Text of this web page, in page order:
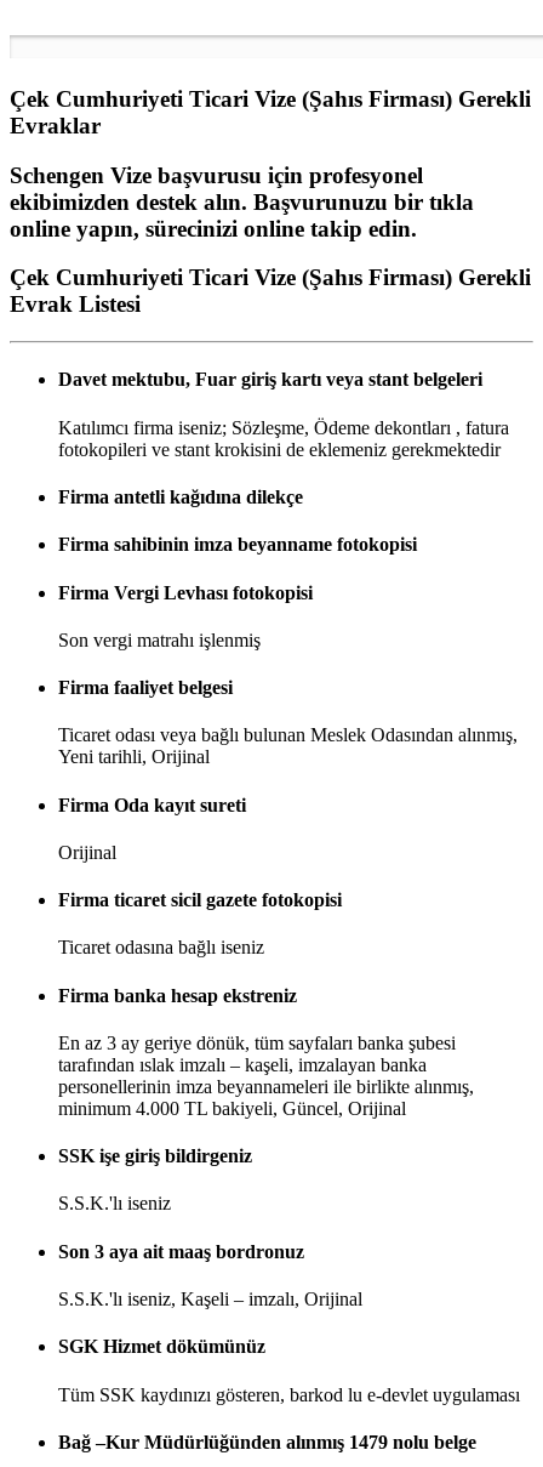
Çek Cumhuriyeti Ticari Vize (Şahıs Firması) Gerekli
Evraklar
Schengen Vize başvurusu için profesyonel
ekibimizden destek alın. Başvurunuzu bir tıkla
online yapın, sürecinizi online takip edin.
Çek Cumhuriyeti Ticari Vize (Şahıs Firması) Gerekli
Evrak Listesi
Davet mektubu, Fuar giriş kartı veya stant belgeleri
Katılımcı firma iseniz; Sözleşme, Ödeme dekontları , fatura
fotokopileri ve stant krokisini de eklemeniz gerekmektedir
Firma antetli kağıdına dilekçe
Firma sahibinin imza beyanname fotokopisi
Firma Vergi Levhası fotokopisi
Son vergi matrahı işlenmiş
Firma faaliyet belgesi
Ticaret odası veya bağlı bulunan Meslek Odasından alınmış,
Yeni tarihli, Orijinal
Firma Oda kayıt sureti
Orijinal
Firma ticaret sicil gazete fotokopisi
Ticaret odasına bağlı iseniz
Firma banka hesap ekstreniz
En az 3 ay geriye dönük, tüm sayfaları banka şubesi
tarafından ıslak imzalı – kaşeli, imzalayan banka
personellerinin imza beyannameleri ile birlikte alınmış,
minimum 4.000 TL bakiyeli, Güncel, Orijinal
SSK işe giriş bildirgeniz
S.S.K.'lı iseniz
Son 3 aya ait maaş bordronuz
S.S.K.'lı iseniz, Kaşeli – imzalı, Orijinal
SGK Hizmet dökümünüz
Tüm SSK kaydınızı gösteren, barkod lu e-devlet uygulaması
Bağ –Kur Müdürlüğünden alınmış 1479 nolu belge